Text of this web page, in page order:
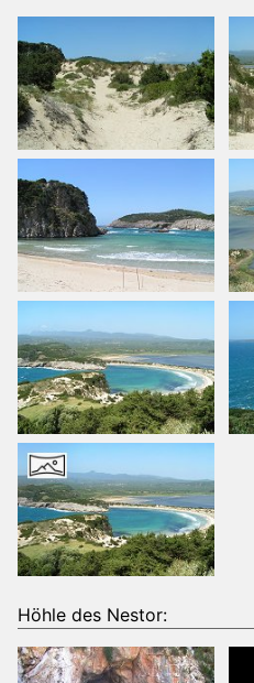
Höhle des Nestor: